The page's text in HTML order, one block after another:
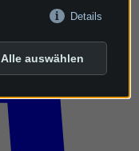
Details
Alle auswählen